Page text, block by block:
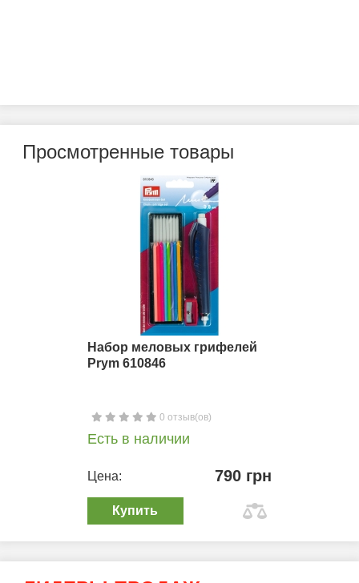
Просмотренные товары
Набор меловых грифелей
Prym 610846
0 отзыв(ов)
Есть в наличии
Цена: 790 грн
Купить